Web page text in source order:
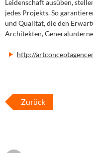
Leidenschaft ausüben,
jedes Projekts. So
und Qualität, die den
Architekten,
http://
Zurück